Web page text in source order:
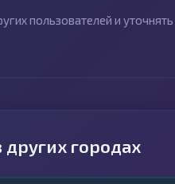
пользователей и
городах